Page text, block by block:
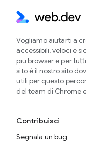
Vogliamo aiutarti a
accessibili, veloci e
più browser e per
sito è il nostro sito
utili per questo
del team di Chrome
Contribuisci
Segnala un bug